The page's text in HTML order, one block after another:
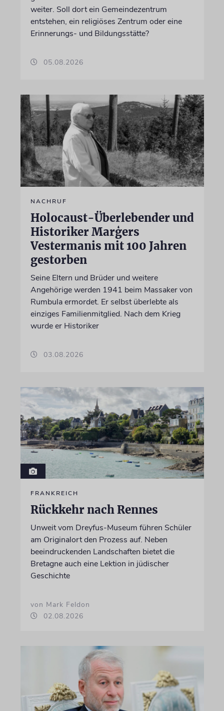
weiter. Soll dort ein Gemeindezentrum
entstehen, ein religiöses Zentrum oder eine
Erinnerungs- und Bildungsstätte?
05.08.2026
NACHRUF
Holocaust-Überlebender und
Historiker Marģers
Vestermanis mit 100 Jahren
gestorben
Seine Eltern und Brüder und weitere
Angehörige werden 1941 beim Massaker von
Rumbula ermordet. Er selbst überlebte als
einziges Familienmitglied. Nach dem Krieg
wurde er Historiker
03.08.2026
FRANKREICH
Rückkehr nach Rennes
Unweit vom Dreyfus-Museum führen Schüler
am Originalort den Prozess auf. Neben
beeindruckenden Landschaften bietet die
Bretagne auch eine Lektion in jüdischer
Geschichte
von Mark Feldon
02.08.2026